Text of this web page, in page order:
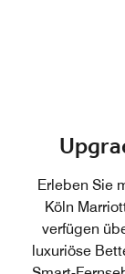
Erleben Sie
Köln
verfügen
luxuriöse